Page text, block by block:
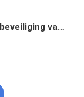
van